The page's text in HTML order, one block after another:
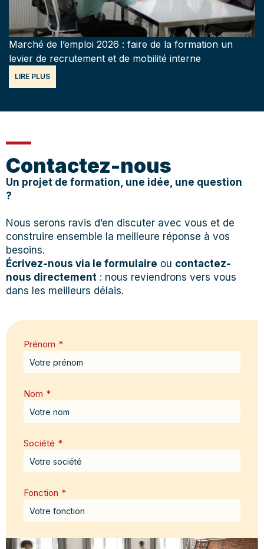
Marché de l’emploi 2026 : faire de la formation un
levier de recrutement et de mobilité interne
LIRE PLUS
Contactez-nous
Un projet de formation, une idée, une question
?
Nous serons ravis d’en discuter avec vous et de
construire ensemble la meilleure réponse à vos
besoins.
Écrivez-nous via le formulaire ou contactez-
nous directement : nous reviendrons vers vous
dans les meilleurs délais.
Prénom *
Nom *
Société *
Fonction *
Email